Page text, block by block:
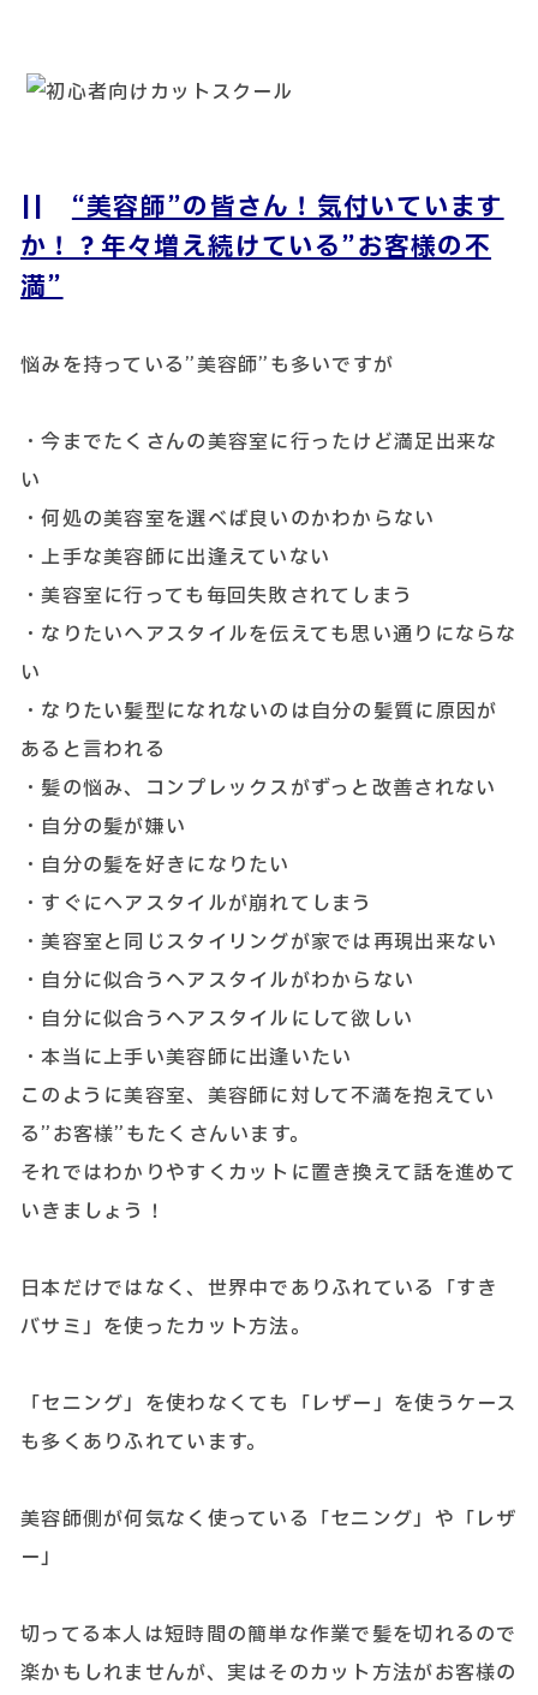
|| “美容師”の皆さん！気付いています
か！？年々増え続けている”お客様の不
満”
悩みを持っている”美容師”も多いですが
・今までたくさんの美容室に行ったけど満足出来な
い
・何処の美容室を選べば良いのかわからない
・上手な美容師に出逢えていない
・美容室に行っても毎回失敗されてしまう
・なりたいヘアスタイルを伝えても思い通りにならな
い
・なりたい髪型になれないのは自分の髪質に原因が
あると言われる
・髪の悩み、コンプレックスがずっと改善されない
・自分の髪が嫌い
・自分の髪を好きになりたい
・すぐにヘアスタイルが崩れてしまう
・美容室と同じスタイリングが家では再現出来ない
・自分に似合うヘアスタイルがわからない
・自分に似合うヘアスタイルにして欲しい
・本当に上手い美容師に出逢いたい
このように美容室、美容師に対して不満を抱えてい
る”お客様”もたくさんいます。
それではわかりやすくカットに置き換えて話を進めて
いきましょう！
日本だけではなく、世界中でありふれている「すき
バサミ」を使ったカット方法。
「セニング」を使わなくても「レザー」を使うケース
も多くありふれています。
美容師側が何気なく使っている「セニング」や「レザ
ー」
切ってる本人は短時間の簡単な作業で髪を切れるので
楽かもしれませんが、実はそのカット方法がお客様の